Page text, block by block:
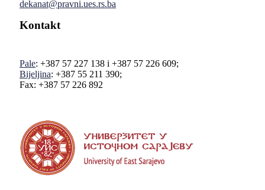
dekanat@pravni.ues.rs.ba
Kontakt
Pale: +387 57 227 138 i +387 57 226 609;
Bijeljina: +387 55 211 390;
Fax: +387 57 226 892